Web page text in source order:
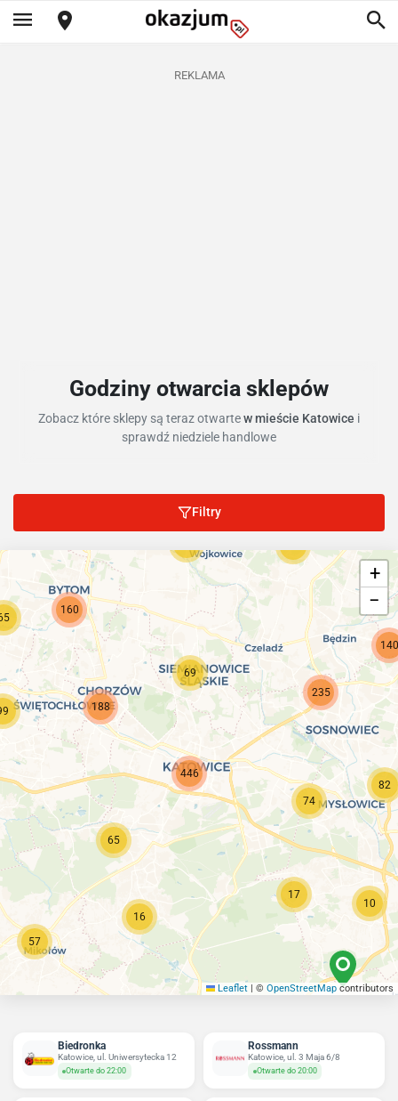
REKLAMA
Godziny otwarcia sklepów
Zobacz które sklepy są teraz otwartew mieście Katowice i
sprawdź niedziele handlowe
Filtry
16
17
10
446
69
188
74
65
235
82
160
57
140
+
−
Leaflet | © OpenStreetMap contributors
Biedronka
Katowice, ul. Uniwersytecka 12
Otwarte do 22:00
Rossmann
Katowice, ul. 3 Maja 6/8
Otwarte do 20:00